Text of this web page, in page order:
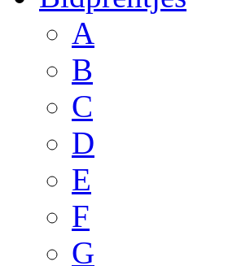
A
B
C
D
E
F
G